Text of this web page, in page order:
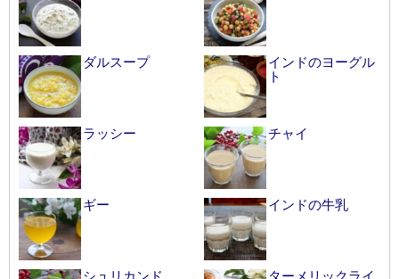
ダルスープ
インドのヨーグル
ト
ラッシー チャイ
ギー インドの牛乳